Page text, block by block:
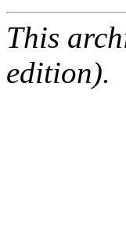
This
edition).